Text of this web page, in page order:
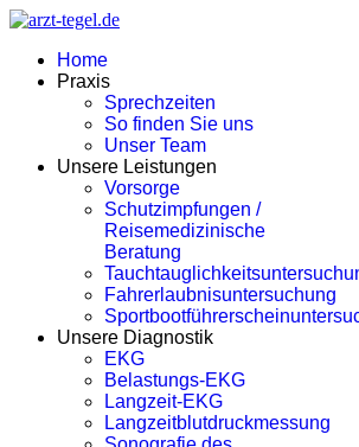
Home
Praxis
Sprechzeiten
So finden Sie uns
Unser Team
Unsere Leistungen
Vorsorge
Schutzimpfungen /
Reisemedizinische
Beratung
Fahrerlaubnisuntersuchung
Unsere Diagnostik
EKG
Belastungs-EKG
Langzeit-EKG
Langzeitblutdruckmessung